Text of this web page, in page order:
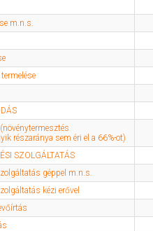
m.n.s.
részaránya sem éri el a 66%-ot)
SZOLGÁLTATÁS
géppel m.n.s.
kézi erővel